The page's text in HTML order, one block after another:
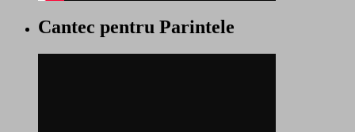
Cantec pentru Parintele